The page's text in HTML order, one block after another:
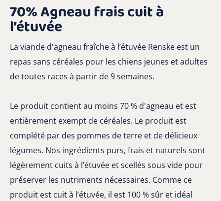
70% Agneau frais cuit à
l’étuvée
La viande d'agneau fraîche à l’étuvée Renske est un
repas sans céréales pour les chiens jeunes et adultes
de toutes races à partir de 9 semaines.
Le produit contient au moins 70 % d'agneau et est
entièrement exempt de céréales. Le produit est
complété par des pommes de terre et de délicieux
légumes. Nos ingrédients purs, frais et naturels sont
légèrement cuits à l’étuvée et scellés sous vide pour
préserver les nutriments nécessaires. Comme ce
produit est cuit à l’étuvée, il est 100 % sûr et idéal